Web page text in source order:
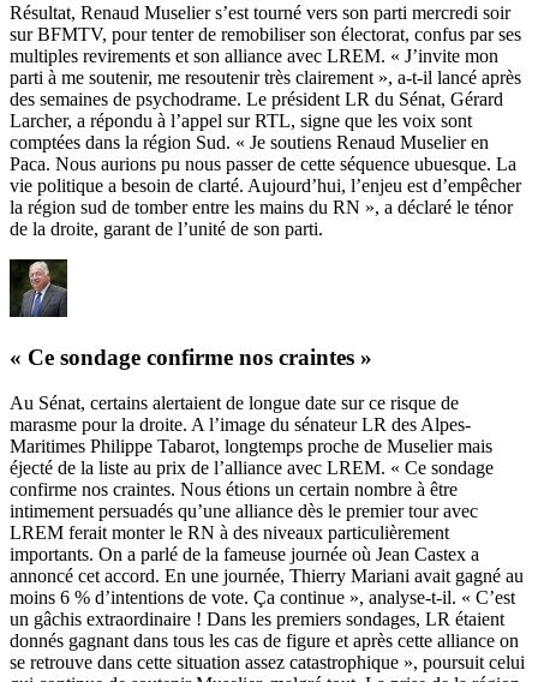
Résultat, Renaud Muselier s’est tourné vers son parti mercredi soir
sur BFMTV, pour tenter de remobiliser son électorat, confus par ses
multiples revirements et son alliance avec LREM. « J’invite mon
parti à me soutenir, me resoutenir très clairement », a-t-il lancé après
des semaines de psychodrame. Le président LR du Sénat, Gérard
Larcher, a répondu à l’appel sur RTL, signe que les voix sont
comptées dans la région Sud. « Je soutiens Renaud Muselier en
Paca. Nous aurions pu nous passer de cette séquence ubuesque. La
vie politique a besoin de clarté. Aujourd’hui, l’enjeu est d’empêcher
la région sud de tomber entre les mains du RN », a déclaré le ténor
de la droite, garant de l’unité de son parti.
« Ce sondage confirme nos craintes »
Au Sénat, certains alertaient de longue date sur ce risque de
marasme pour la droite. A l’image du sénateur LR des Alpes-
Maritimes Philippe Tabarot, longtemps proche de Muselier mais
éjecté de la liste au prix de l’alliance avec LREM. « Ce sondage
confirme nos craintes. Nous étions un certain nombre à être
intimement persuadés qu’une alliance dès le premier tour avec
LREM ferait monter le RN à des niveaux particulièrement
importants. On a parlé de la fameuse journée où Jean Castex a
annoncé cet accord. En une journée, Thierry Mariani avait gagné au
moins 6 % d’intentions de vote. Ça continue », analyse-t-il. « C’est
un gâchis extraordinaire ! Dans les premiers sondages, LR étaient
donnés gagnant dans tous les cas de figure et après cette alliance on
se retrouve dans cette situation assez catastrophique », poursuit celui